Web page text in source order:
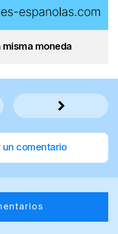
misma moneda
un comentario